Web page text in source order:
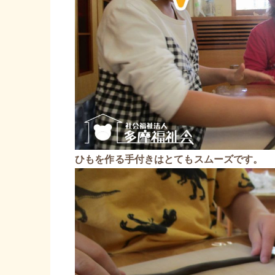
ひもを作る手付きはとてもスムーズです。